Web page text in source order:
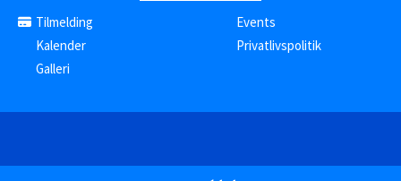
Tilmelding
Events
Kalender
Privatlivspolitik
Galleri